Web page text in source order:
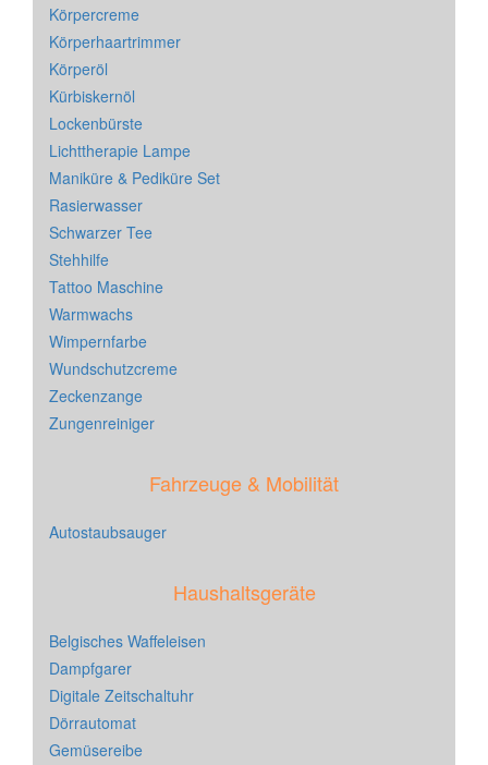
Körpercreme
Körperhaartrimmer
Körperöl
Kürbiskernöl
Lockenbürste
Lichttherapie Lampe
Maniküre & Pediküre Set
Rasierwasser
Schwarzer Tee
Stehhilfe
Tattoo Maschine
Warmwachs
Wimpernfarbe
Wundschutzcreme
Zeckenzange
Zungenreiniger
Fahrzeuge & Mobilität
Autostaubsauger
Haushaltsgeräte
Belgisches Waffeleisen
Dampfgarer
Digitale Zeitschaltuhr
Dörrautomat
Gemüsereibe